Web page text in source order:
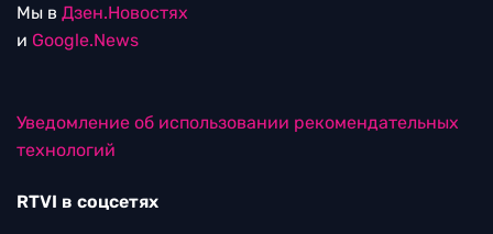
Мы в Дзен.Новостях
и Google.News
Уведомление об использовании рекомендательных
технологий
RTVI в соцсетях